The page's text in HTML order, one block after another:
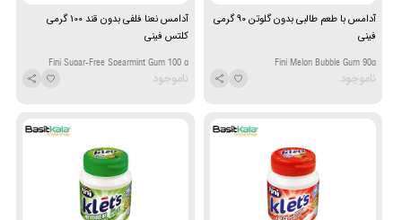
آدامس با طعم طالبی بدون گلوتن 90 گرمی
فینی
Fini Melon Bubble Gum 90g
ناموجود
آدامس نعنا فلفی بدون قند 100 گرمی
کلتس فینی
Fini Sugar-Free Spearmint Gum 100 g
ناموجود